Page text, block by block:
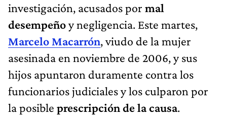
investigación, acusados por mal
desempeñoy negligencia. Este martes,
Marcelo Macarrón, viudo de la mujer
asesinada en noviembre de 2006, y sus
hijos apuntaron duramente contra los
funcionarios judiciales y los culparon por
la posible prescripción de la causa.